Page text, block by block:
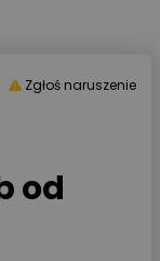
Zgłoś naruszenie
od